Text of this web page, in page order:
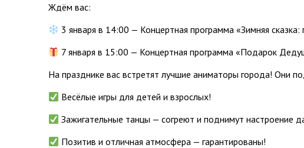
Ждём вас:
3 января в 14:00 — Концертная программа «Зимняя сказка:
7 января в 15:00 — Концертная программа «Подарок
На празднике вас встретят лучшие аниматоры города! Они
Весёлые игры для детей и взрослых!
Зажигательные танцы — согреют и поднимут настроение
Позитив и отличная атмосфера — гарантированы!